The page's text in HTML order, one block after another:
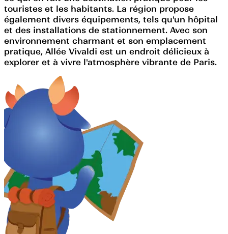
touristes et les habitants. La région propose
également divers équipements, tels qu'un hôpital
et des installations de stationnement. Avec son
environnement charmant et son emplacement
pratique, Allée Vivaldi est un endroit délicieux à
explorer et à vivre l'atmosphère vibrante de Paris.